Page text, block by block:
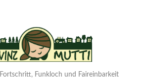
Funkloch und Faireinbarkeit